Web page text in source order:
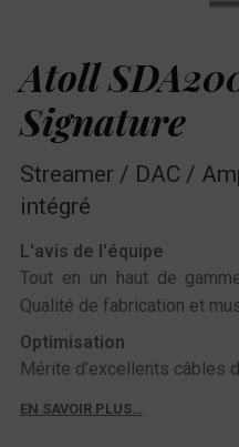
Atoll
Signature
Streamer / DAC /
intégré
L'avis de l'équipe
Tout en un haut de
Qualité de fabrication et
Optimisation
Mérite d’excellents câbles
EN SAVOIR PLUS…